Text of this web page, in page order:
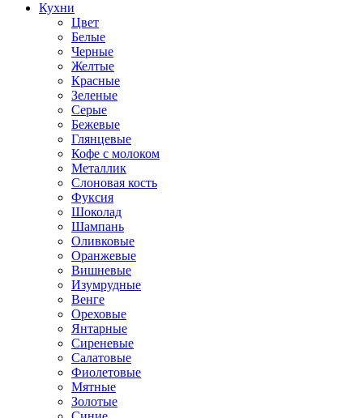
Кухни
Цвет
Белые
Черные
Желтые
Красные
Зеленые
Серые
Бежевые
Глянцевые
Кофе с молоком
Металлик
Слоновая кость
Фуксия
Шоколад
Шампань
Оливковые
Оранжевые
Вишневые
Изумрудные
Венге
Ореховые
Янтарные
Сиреневые
Салатовые
Фиолетовые
Мятные
Золотые